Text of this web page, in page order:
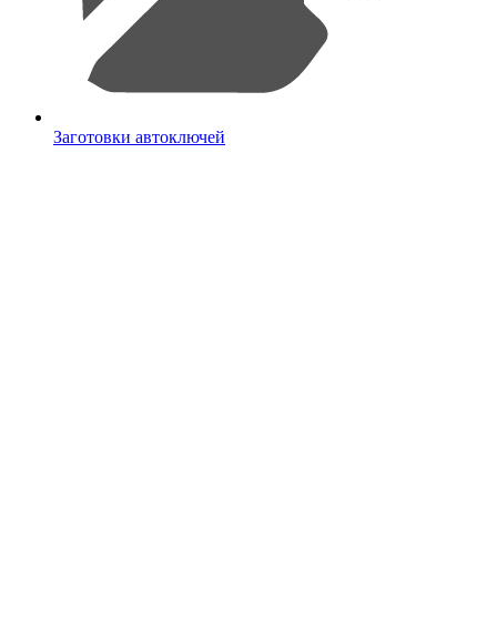
Заготовки автоключей